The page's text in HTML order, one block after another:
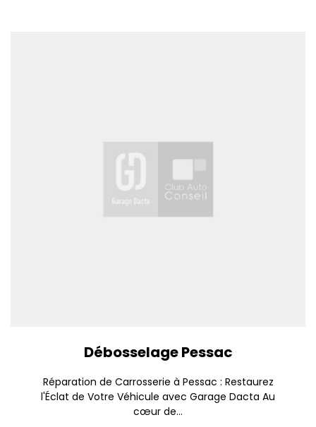
Débosselage Pessac
Réparation de Carrosserie à Pessac : Restaurez
l'Éclat de Votre Véhicule avec Garage Dacta Au
cœur de...